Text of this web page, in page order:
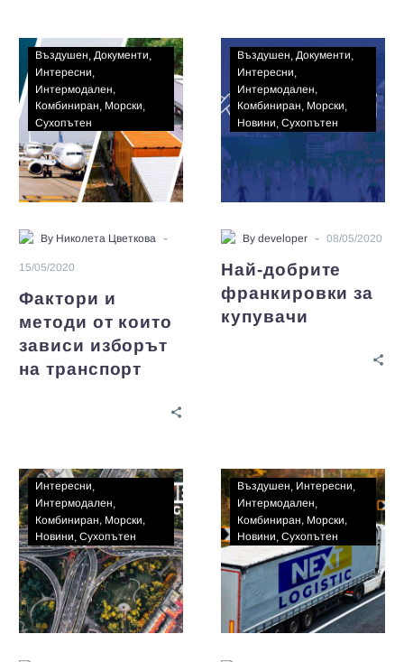
Въздушен Документи
Интересни
Интермодален
Комбиниран Морски
Сухопътен
By Николета Цветкова -
15/05/2020
Фактори и
методи от които
зависи изборът
на транспорт
Въздушен Документи
Интересни
Интермодален
Комбиниран Морски
Новини Сухопътен
By developer - 08/05/2020
Най-добрите
франкировки за
купувачи
Интересни
Интермодален
Комбиниран Морски
Новини Сухопътен
Въздушен Интересни
Интермодален
Комбиниран Морски
Новини Сухопътен